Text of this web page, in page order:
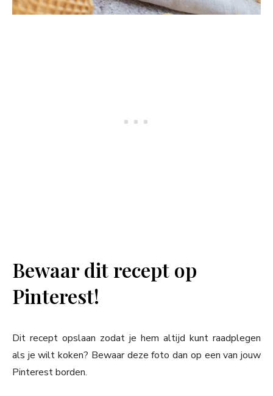
Bewaar dit recept op
Pinterest!
Dit recept opslaan zodat je hem altijd kunt raadplegen
als je wilt koken? Bewaar deze foto dan op een van jouw
Pinterest borden.